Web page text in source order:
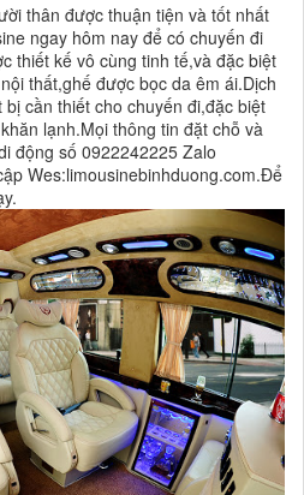
thân được thuận tiện và tốt nhất
ngay hôm nay để có chuyến đi
thiết kế vô cùng tinh tế,và đặc biệt
thất,ghế được bọc da êm ái.Dịch
cần thiết cho chuyến đi,đặc biệt
lạnh.Mọi thông tin đặt chỗ và
động số 0922242225 Zalo
Wes:limousinebinhduong.com.Để